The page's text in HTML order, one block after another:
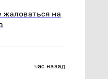
на
час назад